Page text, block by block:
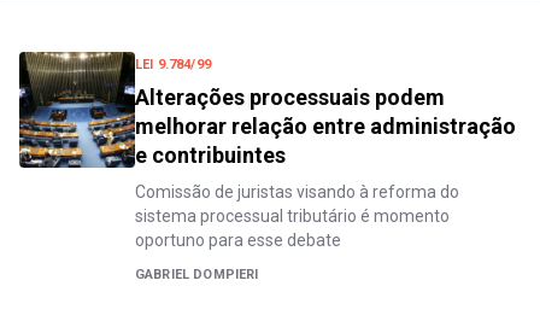
LEI 9.784/99
Alterações processuais podem
melhorar relação entre administração
e contribuintes
Comissão de juristas visando à reforma do
sistema processual tributário é momento
oportuno para esse debate
GABRIEL DOMPIERI